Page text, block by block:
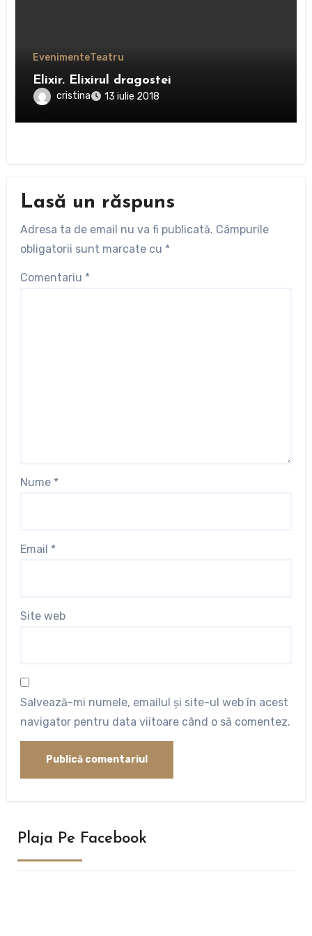
EvenimenteTeatru
Elixir. Elixirul dragostei
cristina 13 iulie 2018
Lasă un răspuns
Adresa ta de email nu va fi publicată. Câmpurile
obligatorii sunt marcate cu *
Comentariu *
Nume *
Email *
Site web
Salvează-mi numele, emailul și site-ul web în acest
navigator pentru data viitoare când o să comentez.
Plaja Pe Facebook